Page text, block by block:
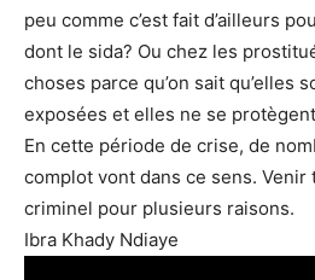
peu comme c’est fait d’ailleurs
dont le sida? Ou chez les
choses parce qu’on sait qu’elles
exposées et elles ne se
En cette période de crise, de
complot vont dans ce sens.
criminel pour plusieurs raisons.
Ibra Khady Ndiaye